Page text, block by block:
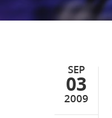
SEP
03
2009